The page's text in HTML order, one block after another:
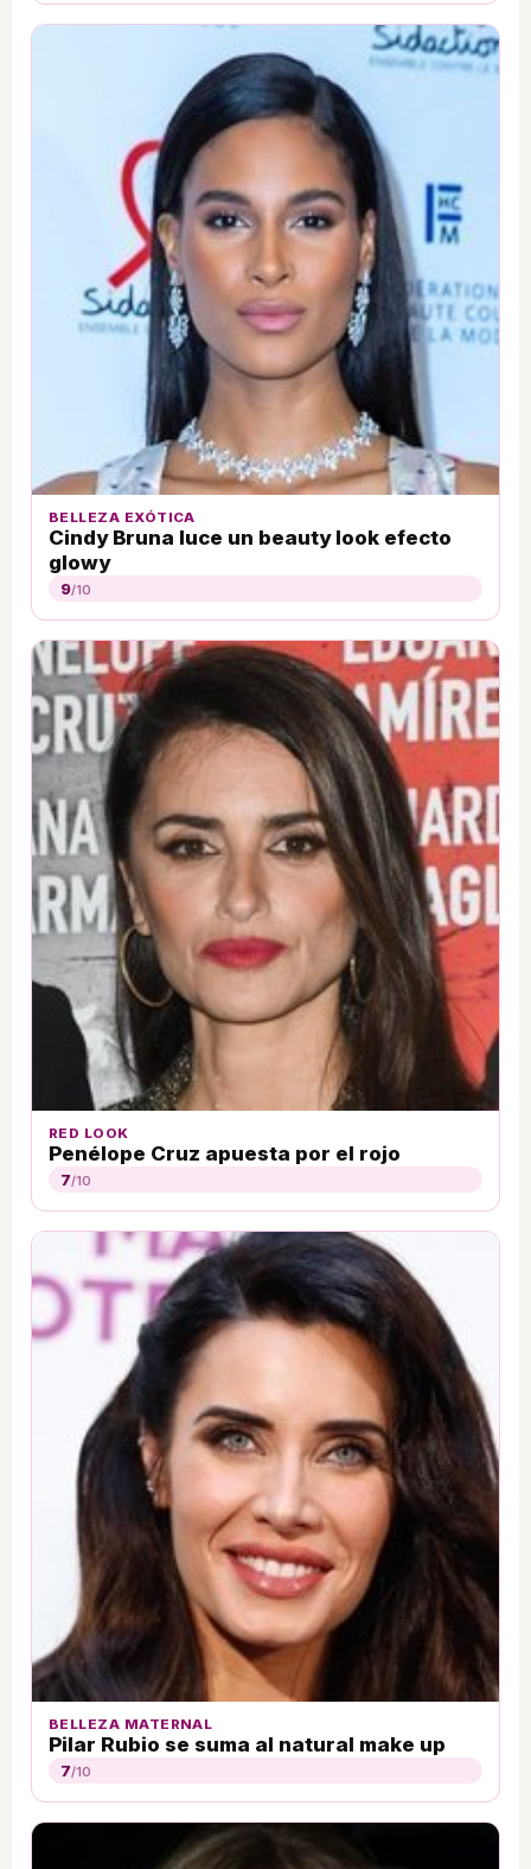
BELLEZA EXÓTICA
Cindy Bruna luce un beauty look efecto
glowy
9/10
RED LOOK
Penélope Cruz apuesta por el rojo
7/10
BELLEZA MATERNAL
Pilar Rubio se suma al natural make up
7/10